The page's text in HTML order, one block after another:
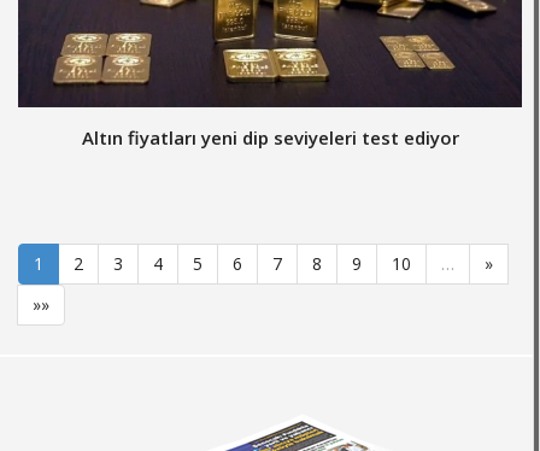
Altın fiyatları yeni dip seviyeleri test ediyor
1 2 3 4 5 6 7 8 9 10 …
»
»»